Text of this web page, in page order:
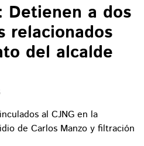
Detienen a dos
relacionados
del alcalde
al CJNG en la
de Carlos Manzo y filtración